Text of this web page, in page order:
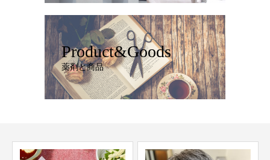
Product&Goods
薬剤と商品